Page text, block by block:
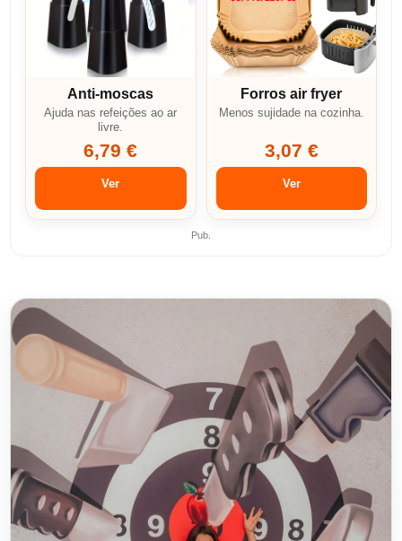
Anti-moscas
Ajuda nas refeições ao ar
livre.
6,79 €
Ver
Forros air fryer
Menos sujidade na cozinha.
3,07 €
Ver
Pub.